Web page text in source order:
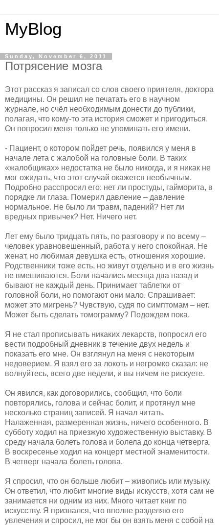
MyBlog
Sunday, November 6, 2011
Потрясение мозга
Этот рассказ я записал со слов своего приятеля, доктора
медицины. Он решил не печатать его в научном
журнале, но счёл необходимым донести до публики,
полагая, что кому-то эта история сможет и пригодиться.
Он попросил меня только не упоминать его имени.
- Пациент, о котором пойдет речь, появился у меня в
начале лета с жалобой на головные боли. В таких
«жалобщиках» недостатка не было никогда, и я никак не
мог ожидать, что этот случай окажется необычным.
Подробно расспросил его: нет ли простуды, гайморита, в
порядке ли глаза. Померил давление – давление
нормальное. Не было ли травм, падений? Нет ли
вредных привычек? Нет. Ничего нет.
Лет ему было тридцать пять, по разговору и по всему –
человек уравновешенный, работа у него спокойная. Не
женат, но любимая девушка есть, отношения хорошие.
Родственники тоже есть, но живут отдельно и в его жизнь
не вмешиваются. Боли начались месяца два назад и
бывают не каждый день. Принимает таблетки от
головной боли, но помогают они мало. Спрашивает:
может это мигрень? Чувствую, судя по симптомам – нет.
Может быть сделать томограмму? Подождем пока.
Я не стал прописывать никаких лекарств, попросил его
вести подробный дневник в течение двух недель и
показать его мне. Он взглянул на меня с некоторым
недоверием. Я взял его за локоть и негромко сказал: не
волнуйтесь, всего две недели, и вы ничем не рискуете.
Он явился, как договорились, сообщил, что боли
повторялись, голова и сейчас болит, и протянул мне
несколько страниц записей. Я начал читать.
Налаженная, размеренная жизнь, ничего особенного. В
субботу ходил на приезжую художественную выставку. В
среду начала болеть голова и болела до конца четверга.
В воскресенье ходил на концерт местной знаменитости.
В четверг начала болеть голова.
Я спросил, что он больше любит – живопись или музыку.
Он ответил, что любит многие виды искусств, хотя сам не
занимается ни одним из них. Много читает книг по
искусству. Я признался, что вполне разделяю его
увлечения и спросил, не мог бы он взять меня с собой на